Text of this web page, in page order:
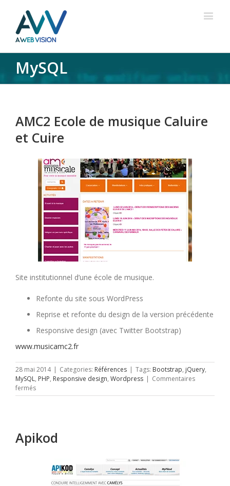
MySQL
AMC2 Ecole de musique Caluire
et Cuire
Site institutionnel d’une école de musique.
Refonte du site sous WordPress
Reprise et refonte du design de la version précédente
Responsive design (avec Twitter Bootstrap)
www.musicamc2.fr
28 mai 2014 | Categories: Références | Tags: Bootstrap, jQuery,
MySQL, PHP, Responsive design, Wordpress | Commentaires
ferméssur
AMC2
Caluire
et
Apikod